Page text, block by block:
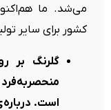
می‌شد. ما
کشور برای سایر
گلرنگ بر
است.